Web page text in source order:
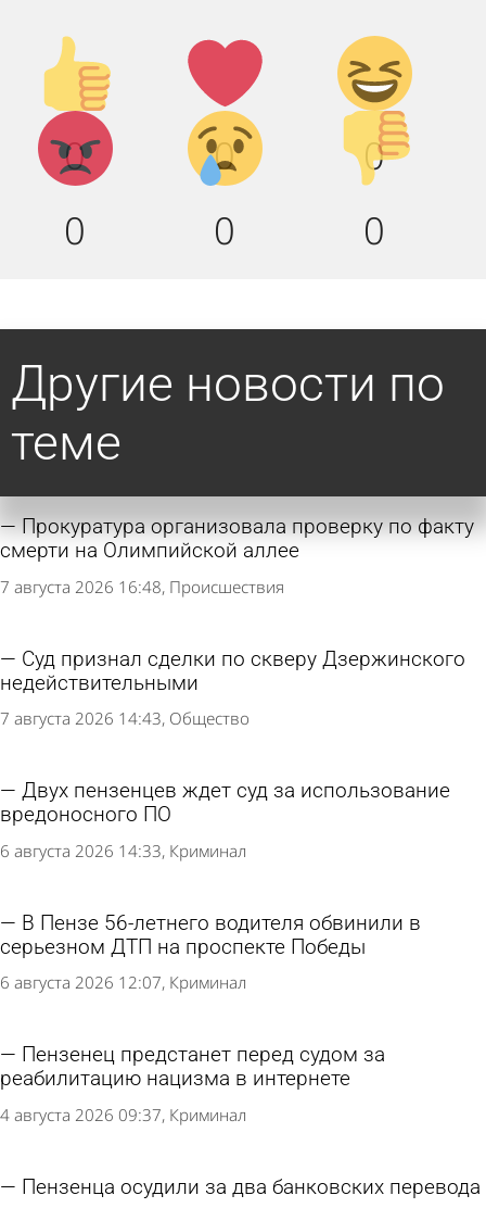
Палец
вверх!
0
Лайк!
0
Дикий
смех!
0
Агрессия!
0
Грусть :
(
0
Палец
вниз!
0
Другие новости по
теме
Прокуратура организовала проверку по факту
смерти на Олимпийской аллее
7 августа 2026 16:48 Происшествия
Суд признал сделки по скверу Дзержинского
недействительными
7 августа 2026 14:43 Общество
Двух пензенцев ждет суд за использование
вредоносного ПО
6 августа 2026 14:33 Криминал
В Пензе 56-летнего водителя обвинили в
серьезном ДТП на проспекте Победы
6 августа 2026 12:07 Криминал
Пензенец предстанет перед судом за
реабилитацию нацизма в интернете
4 августа 2026 09:37 Криминал
Пензенца осудили за два банковских перевода